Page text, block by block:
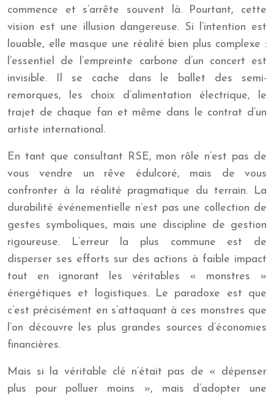
commence et s’arrête souvent là. Pourtant, cette
vision est une illusion dangereuse. Si l’intention est
louable, elle masque une réalité bien plus complexe :
l’essentiel de l’empreinte carbone d’un concert est
invisible. Il se cache dans le ballet des semi-
remorques, les choix d’alimentation électrique, le
trajet de chaque fan et même dans le contrat d’un
artiste international.
En tant que consultant RSE, mon rôle n’est pas de
vous vendre un rêve édulcoré, mais de vous
confronter à la réalité pragmatique du terrain. La
durabilité événementielle n’est pas une collection de
gestes symboliques, mais une discipline de gestion
rigoureuse. L’erreur la plus commune est de
disperser ses efforts sur des actions à faible impact
tout en ignorant les véritables « monstres »
énergétiques et logistiques. Le paradoxe est que
c’est précisément en s’attaquant à ces monstres que
l’on découvre les plus grandes sources d’économies
financières.
Mais si la véritable clé n’était pas de « dépenser
plus pour polluer moins », mais d’adopter une